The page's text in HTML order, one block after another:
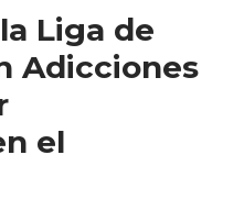
Liga de
Adicciones
el